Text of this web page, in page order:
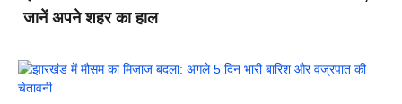
जानें अपने शहर का हाल